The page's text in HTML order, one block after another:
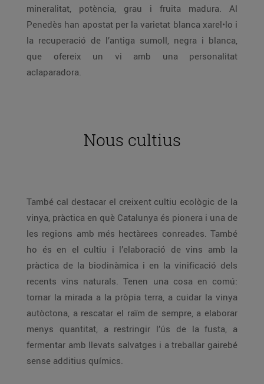
mineralitat, potència, grau i fruita madura. Al
Penedès han apostat per la varietat blanca xarel•lo i
la recuperació de l’antiga sumoll, negra i blanca,
que ofereix un vi amb una personalitat
aclaparadora.
Nous cultius
També cal destacar el creixent cultiu ecològic de la
vinya, pràctica en què Catalunya és pionera i una de
les regions amb més hectàrees conreades. També
ho és en el cultiu i l’elaboració de vins amb la
pràctica de la biodinàmica i en la vinificació dels
recents vins naturals. Tenen una cosa en comú:
tornar la mirada a la pròpia terra, a cuidar la vinya
autòctona, a rescatar el raïm de sempre, a elaborar
menys quantitat, a restringir l’ús de la fusta, a
fermentar amb llevats salvatges i a treballar gairebé
sense additius químics.